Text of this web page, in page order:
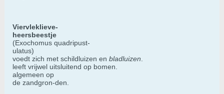
Viervleklieve-
heersbeestje
(Exochomus quadripust-
ulatus)
voedt zich met schildluizen en bladluizen
leeft vrijwel uitsluitend op bomen.
algemeen op
de zandgron-den.